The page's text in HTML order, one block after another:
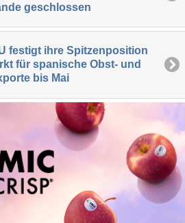
geschlossen
festigt ihre Spitzenposition
für spanische Obst- und
bis Mai